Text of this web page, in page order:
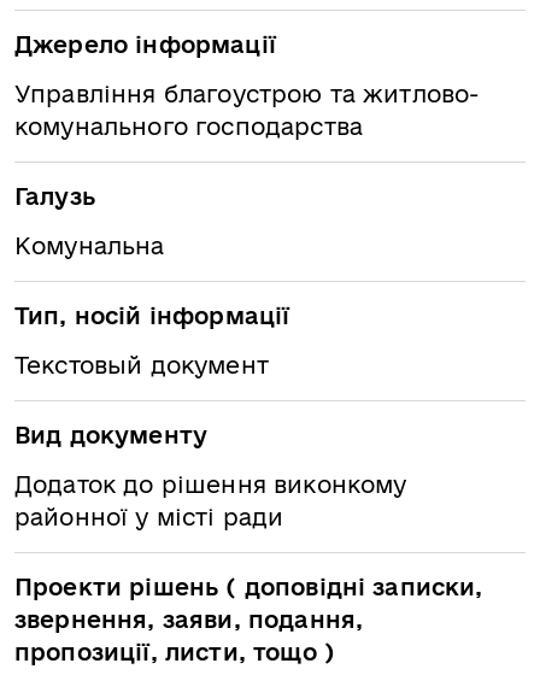
Джерело інформації
Управління благоустрою та житлово-
комунального господарства
Галузь
Комунальна
Тип, носій інформації
Текстовый документ
Вид документу
Додаток до рішення виконкому
районної у місті ради
Проекти рішень ( доповідні записки,
звернення, заяви, подання,
пропозиції, листи, тощо )